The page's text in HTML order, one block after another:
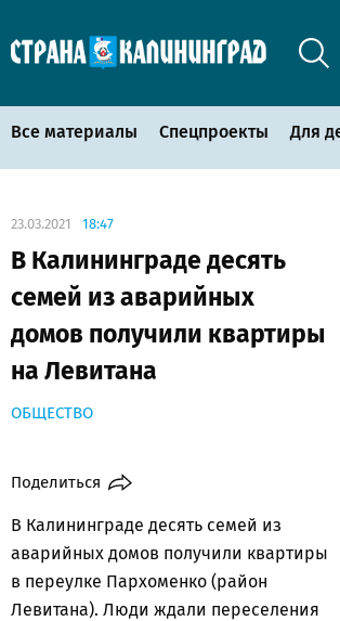
Все материалы Спецпроекты Для
23.03.2021 18:47
В Калининграде десять
семей из аварийных
домов получили квартиры
на Левитана
ОБЩЕСТВО
Поделиться
В Калининграде десять семей из
аварийных домов получили квартиры
в переулке Пархоменко (район
Левитана). Люди ждали переселения